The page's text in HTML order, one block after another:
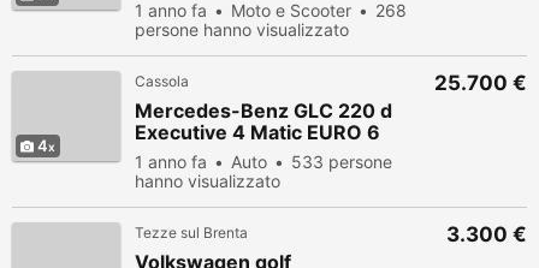
1 anno fa Moto e Scooter
268
persone hanno visualizzato
4
Cassola
Mercedes-Benz GLC 220 d
Executive 4 Matic EURO 6
1 anno fa Auto
533 persone
hanno visualizzato
25.700 €
Tezze sul Brenta
Volkswagen golf
3.300 €